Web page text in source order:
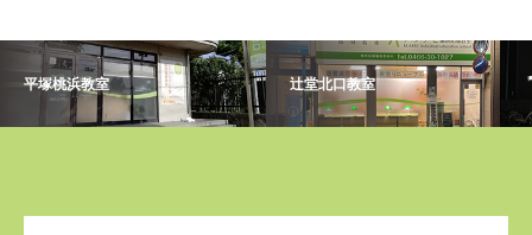
平塚桃浜教室 辻堂北口教室